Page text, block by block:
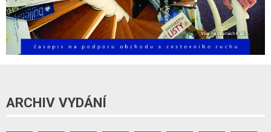
ARCHIV VYDÁNÍ